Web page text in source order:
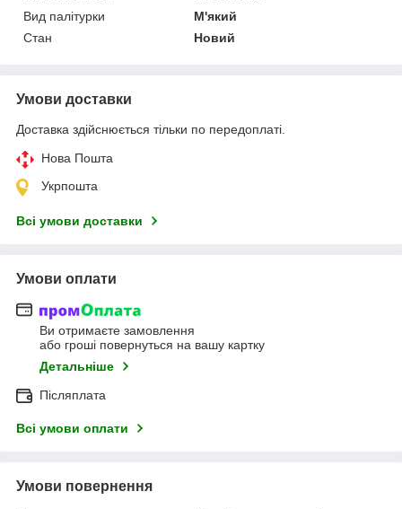
Вид палітурки
М'який
Стан
Новий
Умови доставки
Доставка здійснюється тільки по передоплаті.
Нова Пошта
Укрпошта
Всі умови доставки
Умови оплати
Ви отримаєте замовлення
або гроші повернуться на вашу картку
Детальніше
Післяплата
Всі умови оплати
Умови повернення